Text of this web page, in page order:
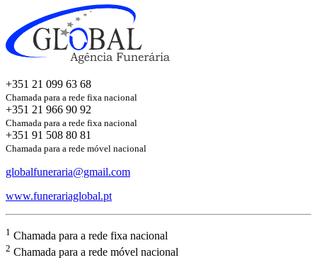
+351 21 099 63 68
Chamada para a rede fixa nacional
+351 21 966 90 92
Chamada para a rede fixa nacional
+351 91 508 80 81
Chamada para a rede móvel nacional
globalfuneraria@gmail.com
www.funerariaglobal.pt
1 Chamada para a rede fixa nacional
2 Chamada para a rede móvel nacional